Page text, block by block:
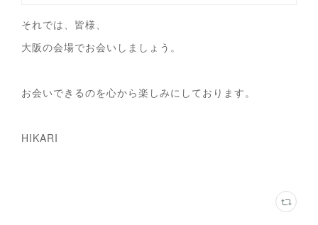
それでは、皆様、
大阪の会場でお会いしましょう。
お会いできるのを心から楽しみにしております。
HIKARI